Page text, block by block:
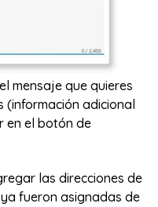
mensaje que quieres
(información adicional
en el botón de
las direcciones de
fueron asignadas de